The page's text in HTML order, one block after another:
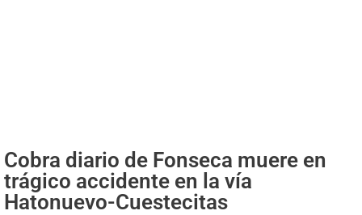
Cobra diario de Fonseca muere en
trágico accidente en la vía
Hatonuevo-Cuestecitas